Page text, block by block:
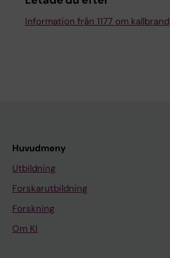
Information från 1177 om kallbrand
Huvudmeny
Utbildning
Forskarutbildning
Forskning
Om KI